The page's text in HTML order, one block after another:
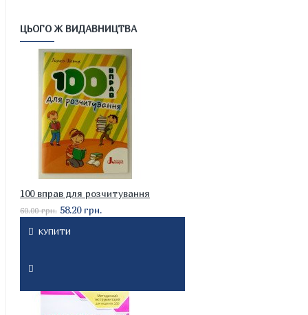
ЦЬОГО Ж ВИДАВНИЦТВА
100 вправ для розчитування
60.00 грн. 58.20 грн.
КУПИТИ